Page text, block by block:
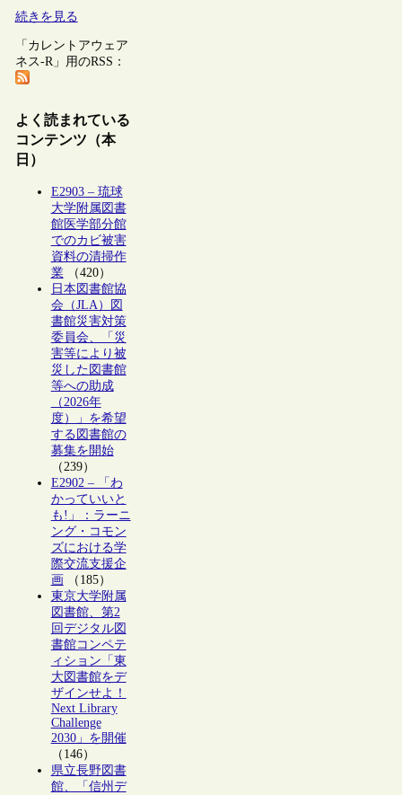
続きを見る
「カレントアウェア
ネス-R」用のRSS：
よく読まれている
コンテンツ（本
日）
E2903 – 琉球
大学附属図書
館医学部分館
でのカビ被害
資料の清掃作
業（420）
日本図書館協
会（JLA）図
書館災害対策
委員会、「災
害等により被
災した図書館
等への助成
（2026年
度）」を希望
する図書館の
募集を開始
（239）
E2902 – 「わ
かっていいと
も!」：ラーニ
ング・コモン
ズにおける学
際交流支援企
画 （185）
東京大学附属
図書館、第2
回デジタル図
書館コンペテ
ィション「東
大図書館をデ
ザインせよ！
Next Library
Challenge
2030」を開催
（146）
県立長野図書
館、「信州デ